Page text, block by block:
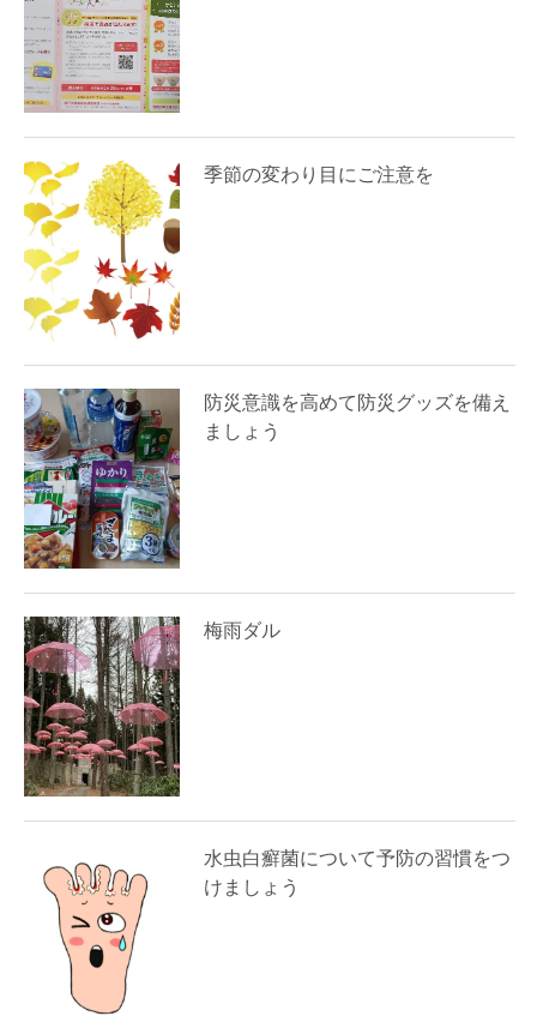
季節の変わり目にご注意を
防災意識を高めて防災グッズを備え
ましょう
梅雨ダル
水虫白癬菌について予防の習慣をつ
けましょう